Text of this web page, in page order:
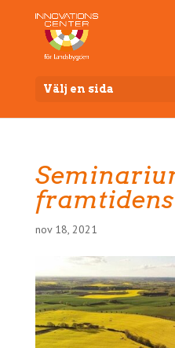
Välj en sida
nov 18, 2021